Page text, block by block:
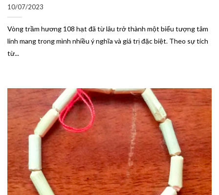
10/07/2023
Vòng trầm hương 108 hạt đã từ lâu trở thành một biểu tượng tâm
linh mang trong mình nhiều ý nghĩa và giá trị đặc biệt. Theo sự tích
từ...